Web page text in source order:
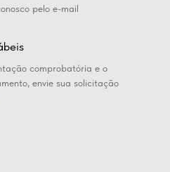
pelo e-mail
comprobatória e o
envie sua solicitação